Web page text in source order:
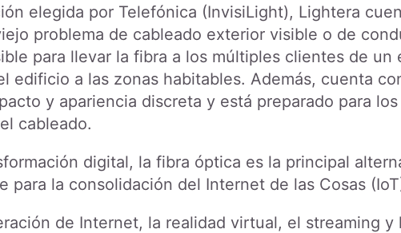
elegida por Telefónica (InvisiLight), Lightera
problema de cableado exterior visible o de
para llevar la fibra a los múltiples clientes de
edificio a las zonas habitables. Además, cuenta
y apariencia discreta y está preparado para
cableado.
digital, la fibra óptica es la principal
para la consolidación del Internet de las Cosas
de Internet, la realidad virtual, el streaming